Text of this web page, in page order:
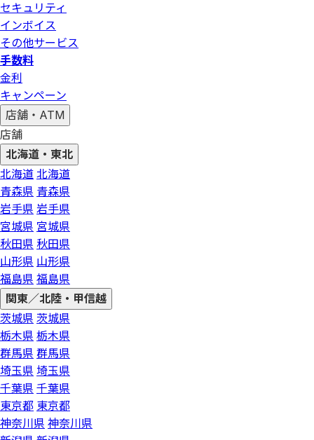
セキュリティ
インボイス
その他サービス
手数料
金利
キャンペーン
店舗・ATM
店舗
北海道・東北
北海道 北海道
青森県 青森県
岩手県 岩手県
宮城県 宮城県
秋田県 秋田県
山形県 山形県
福島県 福島県
関東／北陸・甲信越
茨城県 茨城県
栃木県 栃木県
群馬県 群馬県
埼玉県 埼玉県
千葉県 千葉県
東京都 東京都
神奈川県 神奈川県